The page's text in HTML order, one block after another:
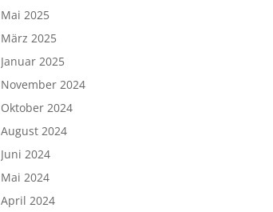
Mai 2025
März 2025
Januar 2025
November 2024
Oktober 2024
August 2024
Juni 2024
Mai 2024
April 2024